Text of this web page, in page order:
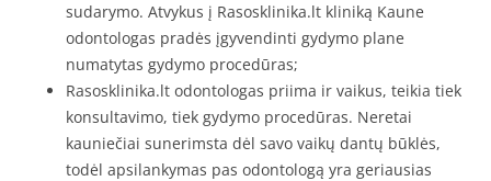
sudarymo. Atvykus į Rasosklinika.lt kliniką Kaune
odontologas pradės įgyvendinti gydymo plane
numatytas gydymo procedūras;
Rasosklinika.lt odontologas priima ir vaikus, teikia tiek
konsultavimo, tiek gydymo procedūras. Neretai
kauniečiai sunerimsta dėl savo vaikų dantų būklės,
todėl apsilankymas pas odontologą yra geriausias